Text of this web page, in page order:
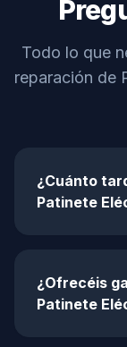
Todo lo que
reparación de
¿Cuánto
Patinete
¿Ofrecéis
Patinete